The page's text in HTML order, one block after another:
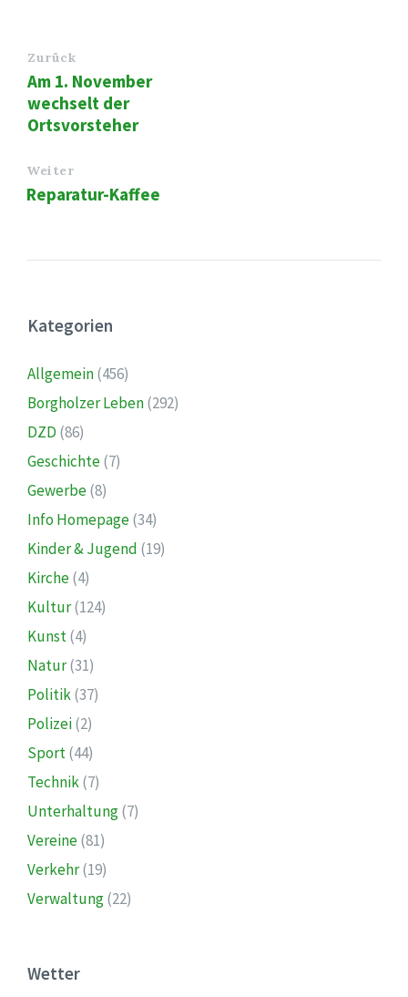
Zurück
Am 1. November
wechselt der
Ortsvorsteher
Weiter
Reparatur-Kaffee
Kategorien
Allgemein(456)
Borgholzer Leben(292)
DZD (86)
Geschichte(7)
Gewerbe(8)
Info Homepage(34)
Kinder & Jugend (19)
Kirche(4)
Kultur(124)
Kunst(4)
Natur(31)
Politik(37)
Polizei(2)
Sport(44)
Technik(7)
Unterhaltung(7)
Vereine(81)
Verkehr(19)
Verwaltung(22)
Wetter